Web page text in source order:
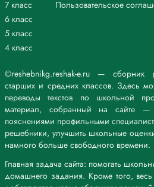
©reshebnikg.reshak-e.ru — сборник
старших и средних классов. Здесь
переводы текстов по школьной
материал, собранный на сайте —
пояснениями профильными
решебники, улучшить школьные
намного больше свободного времени.
Главная задача сайта: помогать
домашнего задания. Кроме того, весь
7 класс
6 класс
5 класс
4 класс
Пользовательское